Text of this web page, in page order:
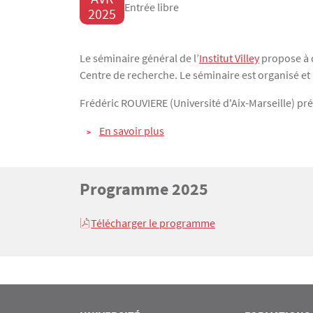
2025
Entrée libre
Texte
Le séminaire général de l’Institut Villey propose à
Centre de recherche. Le séminaire est organisé
Frédéric ROUVIERE (Université d'Aix-Marseille)
En savoir plus
Bloc(s) libre(s)
Titre
Programme 2025
Texte
Télécharger le programme